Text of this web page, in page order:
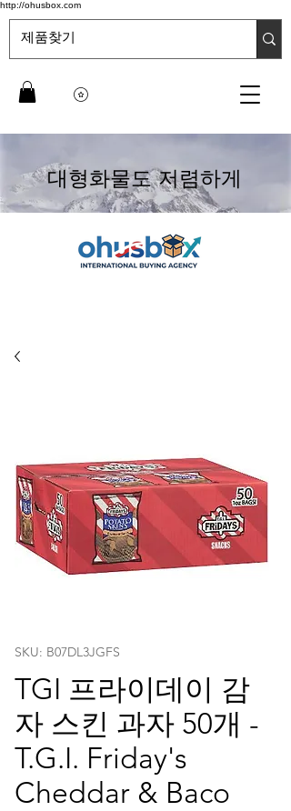
http://ohusbox.com
대형화물도 저렴하게
SKU: ‎B07DL3JGFS
TGI 프라이데이 감
자 스킨 과자 50개 -
T.G.I. Friday's
Cheddar & Baco